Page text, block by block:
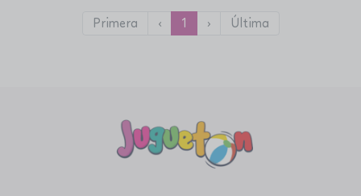
Primera ‹ 1 › Última